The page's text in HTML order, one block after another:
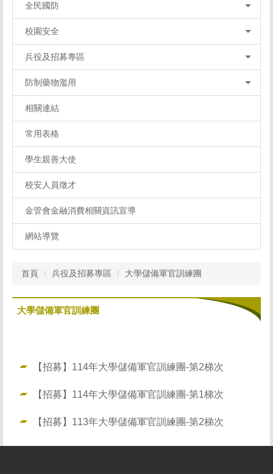
全民國防
校園安全
兵役及招募專區
防制藥物濫用
相關連結
常用表格
學生親善大使
校安人員徵才
金管會金融消費相關資訊宣導
網站導覽
首頁 兵役及招募專區 大學儲備軍官訓練團
大學儲備軍官訓練團
【招募】114年大學儲備軍官訓練團-第2梯次
【招募】114年大學儲備軍官訓練團-第1梯次
【招募】113年大學儲備軍官訓練團-第2梯次